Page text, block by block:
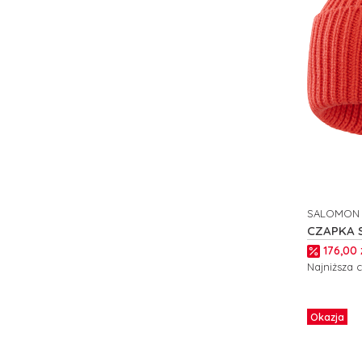
CZAPKA
C23296
PRODUCENT
SALOMON
Cena
176,00
Najniższa
Okazja